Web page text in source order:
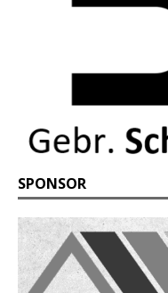
SPONSOR